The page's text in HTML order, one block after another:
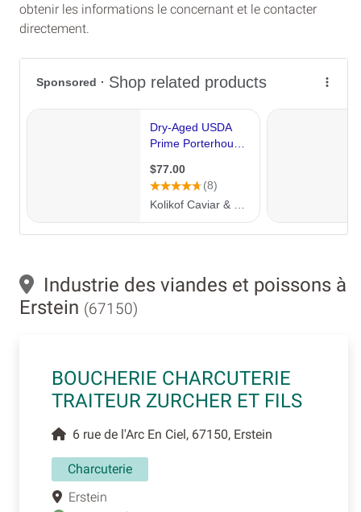
obtenir les informations le concernant et le contacter
directement.
Industrie des viandes et poissons à
Erstein (67150)
BOUCHERIE CHARCUTERIE
TRAITEUR ZURCHER ET FILS
6 rue de l'Arc En Ciel, 67150, Erstein
Charcuterie
Erstein